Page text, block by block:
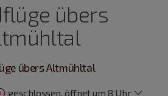
übers
übers Altmühltal
geschlossen, öffnet um 8 Uhr